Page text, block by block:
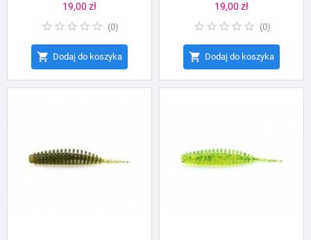
Cena
19,00 zł
(0)
 Dodaj do koszyka
Cena
19,00 zł
(0)
 Dodaj do koszyka